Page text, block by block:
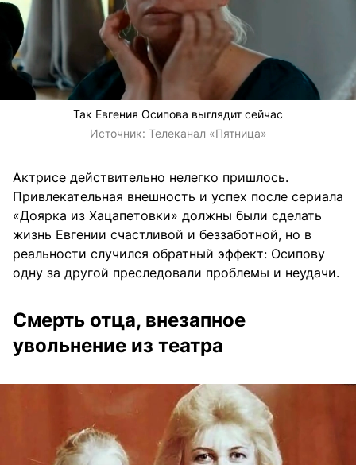
Так Евгения Осипова выглядит сейчас
Источник: Телеканал «Пятница»
Актрисе действительно нелегко пришлось.
Привлекательная внешность и успех после сериала
«Доярка из Хацапетовки» должны были сделать
жизнь Евгении счастливой и беззаботной, но в
реальности случился обратный эффект: Осипову
одну за другой преследовали проблемы и неудачи.
Смерть отца, внезапное
увольнение из театра